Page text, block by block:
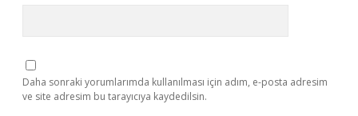
Daha sonraki yorumlarımda kullanılması için adım, e-posta adresim
ve site adresim bu tarayıcıya kaydedilsin.